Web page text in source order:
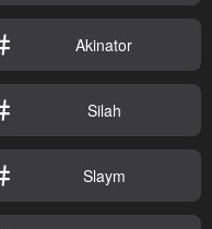
Akinator
Silah
Slaym